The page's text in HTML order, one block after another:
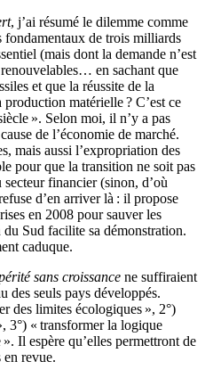
, j’ai résumé le dilemme comme
fondamentaux de trois milliards
(mais dont la demande n’est
en sachant que
et que la réussite de la
matérielle ? C’est ce
». Selon moi, il n’y a pas
de l’économie de marché.
mais aussi l’expropriation des
pour que la transition ne soit pas
financier (sinon, d’où
d’en arriver là : il propose
en 2008 pour sauver les
Sud facilite sa démonstration.
caduque.
sans croissance ne suffiraient
des seuls pays développés.
des limites écologiques », 2°)
3°) « transformer la logique
Il espère qu’elles permettront de
en revue.